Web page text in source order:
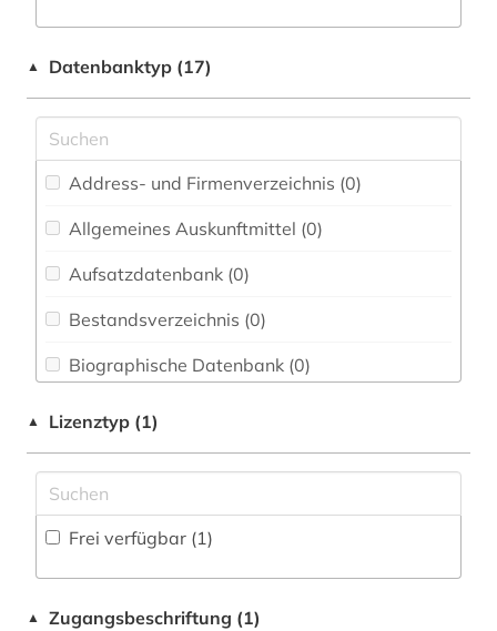
Chemie und Pharmazie (0)
Elektrotechnik, Elektronik, Nachrichtentechnik
(0)
Energietechnik (0)
Ethnologie (0)
Geographie (0)
Geowissenschaften (0)
(0)
Geschichte (0)
Geschichte der Pädagogik und des
Bildungswesens (0)
▲ Datenbanktyp (17)
Address- und Firmenverzeichnis (0)
Allgemeines Auskunftmittel (0)
Aufsatzdatenbank (0)
Bestandsverzeichnis (0)
Biographische Datenbank (0)
Disziplinäre Forschungsdatenrepositorien (0)
▲ Lizenztyp (1)
Frei verfügbar (1)
▲ Zugangsbeschriftung (1)